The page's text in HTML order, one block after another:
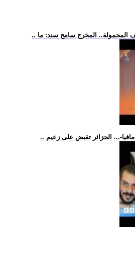
المحمولة.. المخرج سامح سند: ما
... الجزائر تقبض على زعيم